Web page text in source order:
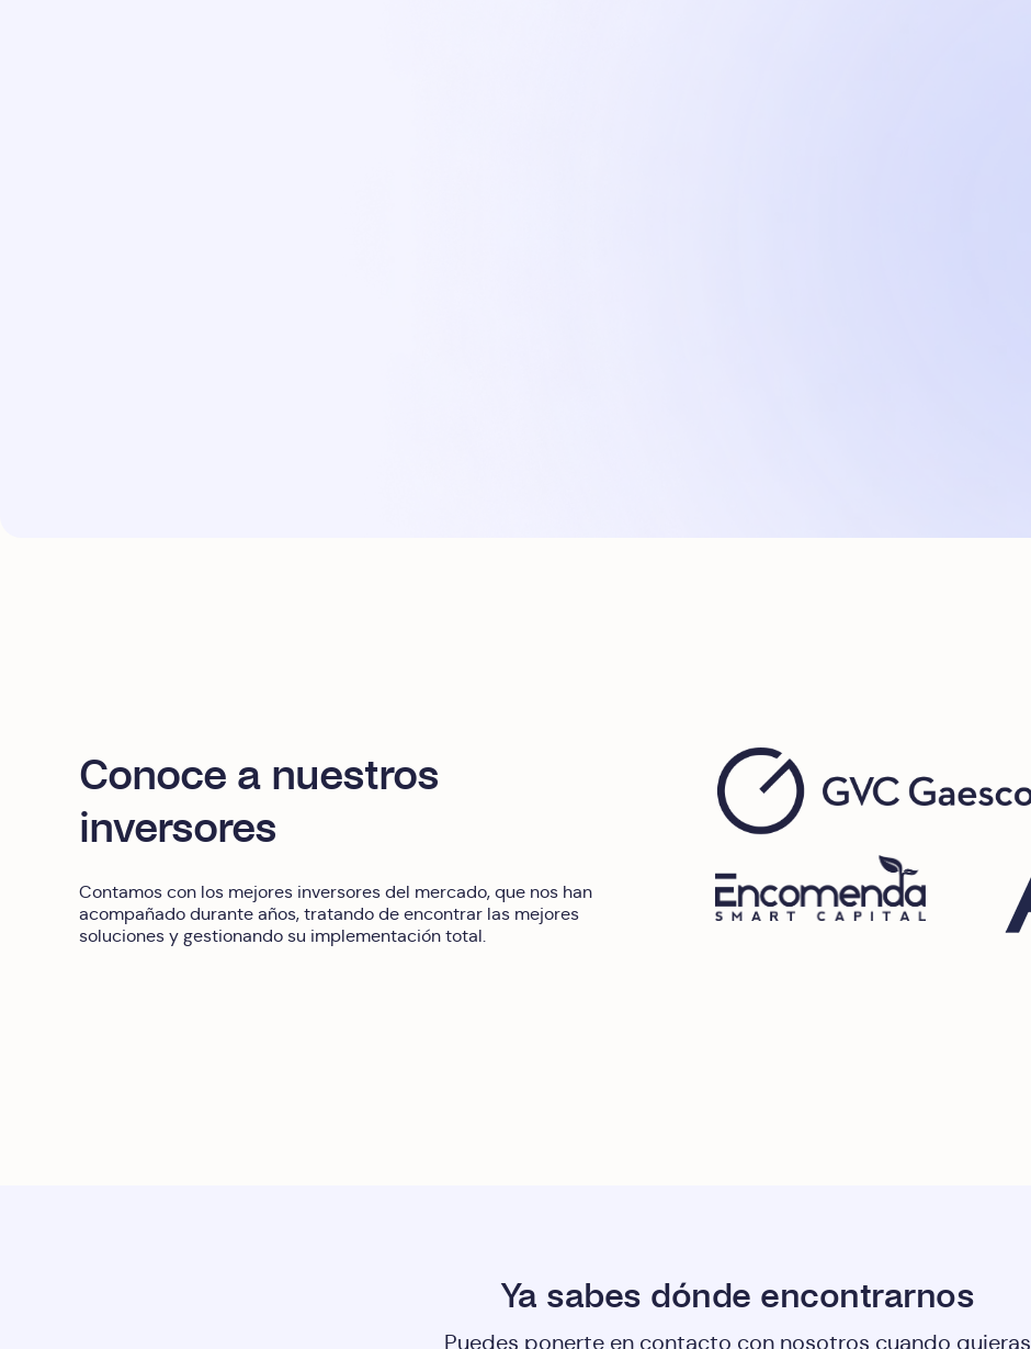
Conoce a nuestros
inversores
Contamos con los mejores inversores del mercado, que nos han
acompañado durante años, tratando de encontrar las mejores
soluciones y gestionando su implementación total.
Ya sabes dónde encontrarnos
Puedes ponerte en contacto con nosotros cuando quieras